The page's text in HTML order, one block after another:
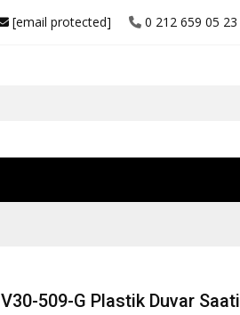
0 212 659 05 23
[email protected]
V30-509-G Plastik Duvar Saati